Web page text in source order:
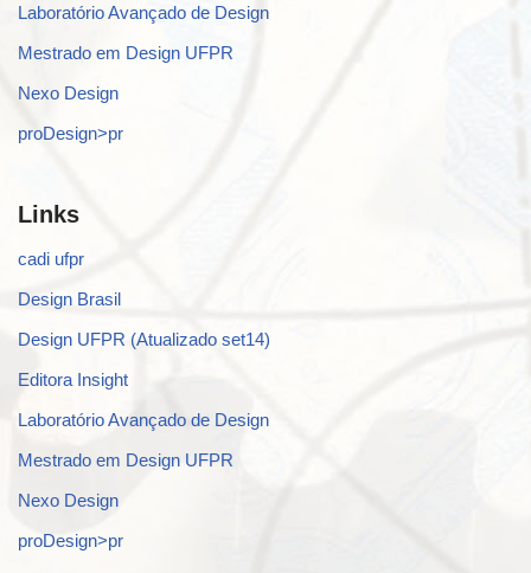
Laboratório Avançado de Design
Mestrado em Design UFPR
Nexo Design
proDesign>pr
Links
cadi ufpr
Design Brasil
Design UFPR (Atualizado set14)
Editora Insight
Laboratório Avançado de Design
Mestrado em Design UFPR
Nexo Design
proDesign>pr